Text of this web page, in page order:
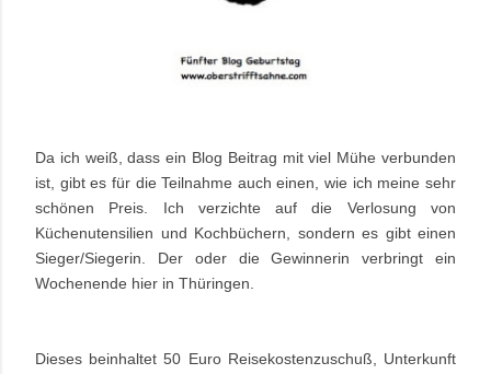
Da ich weiß, dass ein Blog Beitrag mit viel Mühe verbunden
ist, gibt es für die Teilnahme auch einen, wie ich meine sehr
schönen Preis. Ich verzichte auf die Verlosung von
Küchenutensilien und Kochbüchern, sondern es gibt einen
Sieger/Siegerin. Der oder die Gewinnerin verbringt ein
Wochenende hier in Thüringen.
Dieses beinhaltet 50 Euro Reisekostenzuschuß, Unterkunft